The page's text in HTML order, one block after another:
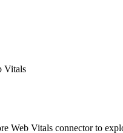
Vitals
Web Vitals connector to